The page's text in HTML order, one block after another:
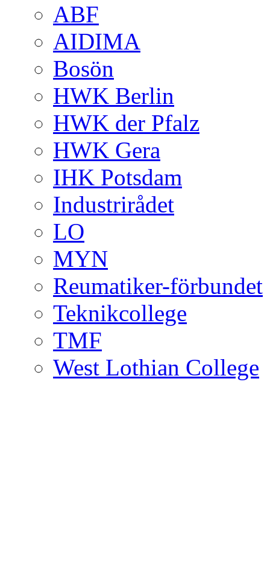
ABF
AIDIMA
Bosön
HWK Berlin
HWK der Pfalz
HWK Gera
IHK Potsdam
Industrirådet
LO
MYN
Reumatiker-förbundet
Teknikcollege
TMF
West Lothian College